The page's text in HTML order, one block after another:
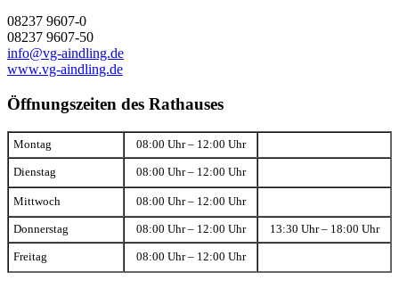
08237 9607-0
08237 9607-50
info@vg-aindling.de
www.vg-aindling.de
Öffnungszeiten des Rathauses
Montag 08:00 Uhr – 12:00 Uhr
Dienstag 08:00 Uhr – 12:00 Uhr
Mittwoch 08:00 Uhr – 12:00 Uhr
Donnerstag 08:00 Uhr – 12:00 Uhr 13:30 Uhr – 18:00 Uhr
Freitag 08:00 Uhr – 12:00 Uhr